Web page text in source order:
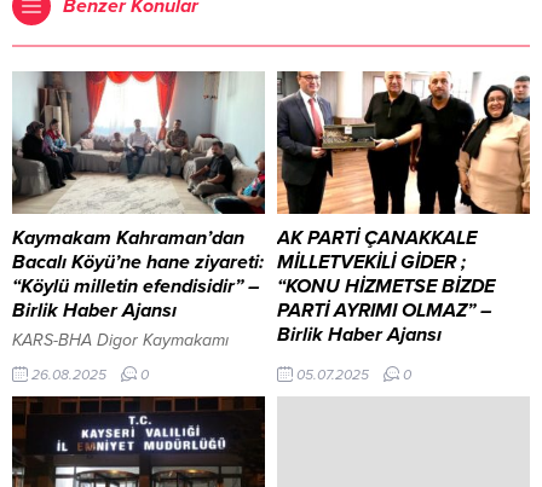
Benzer Konular
Kaymakam Kahraman’dan
Bacalı Köyü’ne hane ziyareti:
“Köylü milletin efendisidir” –
Birlik Haber Ajansı
KARS-BHA Digor Kaymakamı
Ahmed Tayyib Kahraman, hane
ziyaretleri kapsamında Bacalı
Köyü’nü ziyaret etti. Kars’ta camii
çocuk buluşmaları: “Şehirlerin
kalbi camilerde buluşalım” projesi
26.08.2025 0
AK PARTİ ÇANAKKALE
MİLLETVEKİLİ GİDER ;
“KONU HİZMETSE BİZDE
PARTİ AYRIMI OLMAZ” –
Birlik Haber Ajansı
BİROL GÜNGÖRDÜ /
ÇANAKKALE – BHA
05.07.2025 0